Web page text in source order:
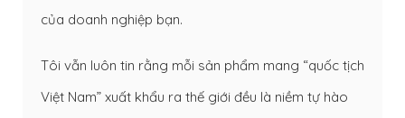
của doanh nghiệp bạn.
Tôi vẫn luôn tin rằng mỗi sản phẩm mang “quốc tịch
Việt Nam” xuất khẩu ra thế giới đều là niềm tự hào